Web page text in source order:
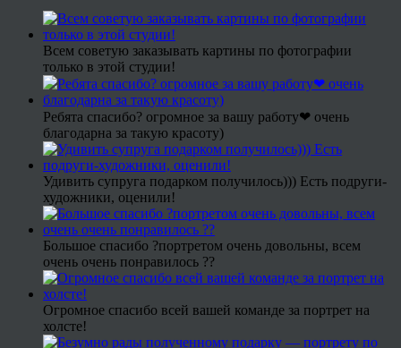
Всем советую заказывать картины по фотографии
только в этой студии!
Ребята спасибо? огромное за вашу работу❤ очень
благодарна за такую красоту)
Удивить супруга подарком получилось))) Есть подруги-
художники, оценили!
Большое спасибо ?портретом очень довольны, всем
очень очень понравилось ??
Огромное спасибо всей вашей команде за портрет на
холсте!